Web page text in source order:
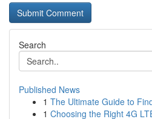
Search
Published News
1 The Ultimate Guide to
1 Choosing the Right 4G